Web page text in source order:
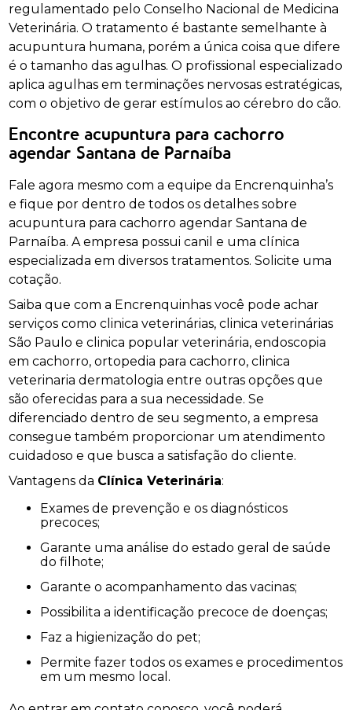
regulamentado pelo Conselho Nacional de Medicina
Veterinária. O tratamento é bastante semelhante à
acupuntura humana, porém a única coisa que difere
é o tamanho das agulhas. O profissional especializado
aplica agulhas em terminações nervosas estratégicas,
com o objetivo de gerar estímulos ao cérebro do cão.
Encontre acupuntura para cachorro
agendar Santana de Parnaíba
Fale agora mesmo com a equipe da Encrenquinha’s
e fique por dentro de todos os detalhes sobre
acupuntura para cachorro agendar Santana de
Parnaíba. A empresa possui canil e uma clínica
especializada em diversos tratamentos. Solicite uma
cotação.
Saiba que com a Encrenquinhas você pode achar
serviços como clinica veterinárias, clinica veterinárias
São Paulo e clinica popular veterinária, endoscopia
em cachorro, ortopedia para cachorro, clinica
veterinaria dermatologia entre outras opções que
são oferecidas para a sua necessidade. Se
diferenciado dentro de seu segmento, a empresa
consegue também proporcionar um atendimento
cuidadoso e que busca a satisfação do cliente.
Vantagens da Clínica Veterinária:
Exames de prevenção e os diagnósticos
precoces;
Garante uma análise do estado geral de saúde
do filhote;
Garante o acompanhamento das vacinas;
Possibilita a identificação precoce de doenças;
Faz a higienização do pet;
Permite fazer todos os exames e procedimentos
em um mesmo local.